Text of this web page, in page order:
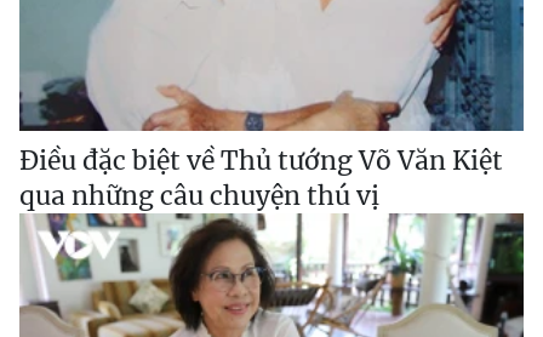
Điều đặc biệt về Thủ tướng Võ Văn Kiệt
qua những câu chuyện thú vị